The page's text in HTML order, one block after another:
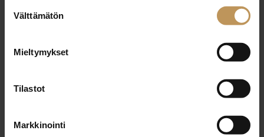
valinta
Välttämätön
Mieltymykset
Tilastot
Markkinointi
29.2.2024
Lue artikkeli